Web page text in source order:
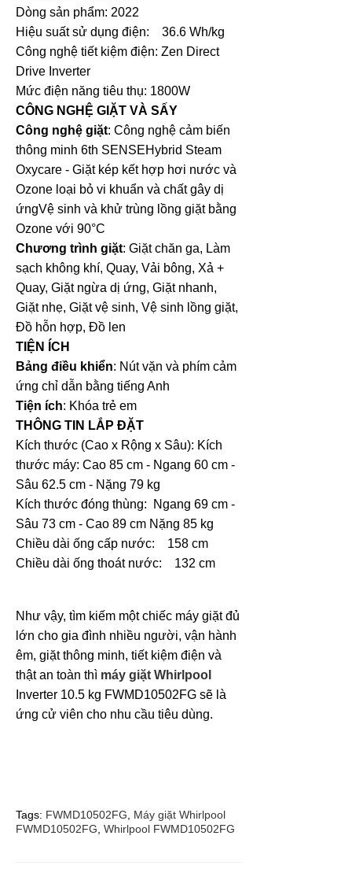
Dòng sản phẩm: 2022
Hiệu suất sử dụng điện: 36.6 Wh/kg
Công nghệ tiết kiệm điện: Zen Direct
Drive Inverter
Mức điện năng tiêu thụ: 1800W
CÔNG NGHỆ GIẶT VÀ SẤY
Công nghệ giặt: Công nghệ cảm biến
thông minh 6th SENSEHybrid Steam
Oxycare - Giặt kép kết hợp hơi nước và
Ozone loại bỏ vi khuẩn và chất gây dị
ứngVệ sinh và khử trùng lồng giặt bằng
Ozone với 90°C
Chương trình giặt: Giặt chăn ga, Làm
sạch không khí, Quay, Vải bông, Xả +
Quay, Giặt ngừa dị ứng, Giặt nhanh,
Giặt nhẹ, Giặt vệ sinh, Vệ sinh lồng giặt,
Đồ hỗn hợp, Đồ len
TIỆN ÍCH
Bảng điều khiển: Nút vặn và phím cảm
ứng chỉ dẫn bằng tiếng Anh
Tiện ích: Khóa trẻ em
THÔNG TIN LẮP ĐẶT
Kích thước (Cao x Rộng x Sâu): Kích
thước máy: Cao 85 cm - Ngang 60 cm -
Sâu 62.5 cm - Nặng 79 kg
Kích thước đóng thùng: Ngang 69 cm -
Sâu 73 cm - Cao 89 cm Nặng 85 kg
Chiều dài ống cấp nước: 158 cm
Chiều dài ống thoát nước: 132 cm
Như vậy, tìm kiếm một chiếc máy giặt đủ
lớn cho gia đình nhiều người, vận hành
êm, giặt thông minh, tiết kiệm điện và
thật an toàn thì máy giặt Whirlpool
Inverter 10.5 kg FWMD10502FG sẽ là
ứng cử viên cho nhu cầu tiêu dùng.
Tags: FWMD10502FG
Máy giặt Whirlpool
FWMD10502FG Whirlpool FWMD10502FG